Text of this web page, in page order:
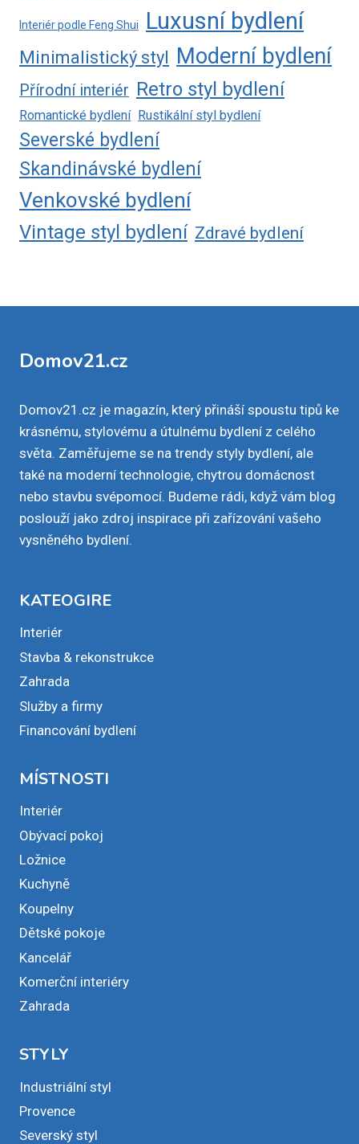
Interiér podle Feng Shui Luxusní bydlení
Minimalistický styl Moderní bydlení
Přírodní interiér Retro styl bydlení
Romantické bydlení Rustikální styl bydlení
Severské bydlení
Skandinávské bydlení
Venkovské bydlení
Vintage styl bydlení Zdravé bydlení
Domov21.cz
Domov21.cz je magazín, který přináší spoustu tipů ke
krásnému, stylovému a útulnému bydlení z celého
světa. Zaměřujeme se na trendy styly bydlení, ale
také na moderní technologie, chytrou domácnost
nebo stavbu svépomocí. Budeme rádi, když vám blog
poslouží jako zdroj inspirace při zařízování vašeho
vysněného bydlení.
KATEOGIRE
Interiér
Stavba & rekonstrukce
Zahrada
Služby a firmy
Financování bydlení
MÍSTNOSTI
Interiér
Obývací pokoj
Ložnice
Kuchyně
Koupelny
Dětské pokoje
Kancelář
Komerční interiéry
Zahrada
STYLY
Industriální styl
Provence
Severský styl